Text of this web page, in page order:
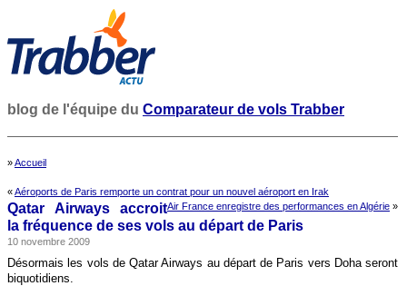
blog de l'équipe du Comparateur de vols Trabber
»Accueil
«Aéroports de Paris remporte un contrat pour un nouvel aéroport en Irak
Air France enregistre des performances en Algérie »
Qatar Airways accroit
la fréquence de ses vols au départ de Paris
10 novembre 2009
Désormais les vols de Qatar Airways au départ de Paris vers Doha seront
biquotidiens.